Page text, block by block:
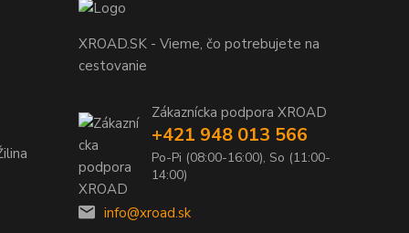
XROAD.SK - Vieme, čo potrebujete na
cestovanie
Zákaznícka podpora XROAD
+421 948 013 566
Po-Pi (08:00-16:00), So (11:00-
14:00)
info@xroad.sk